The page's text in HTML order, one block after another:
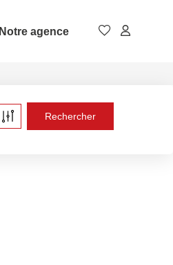
Notre agence